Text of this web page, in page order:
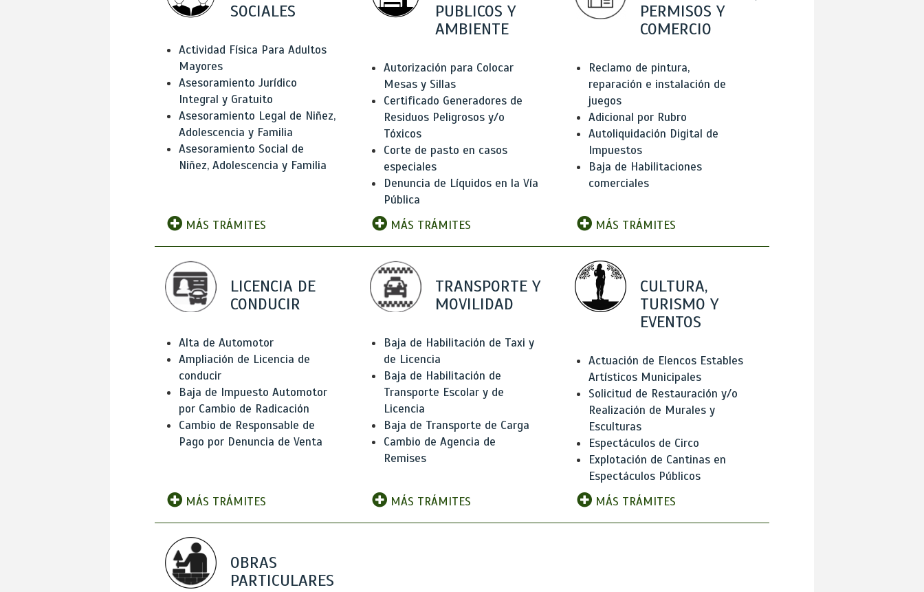
SOCIALES
Actividad Física Para Adultos
Mayores
Asesoramiento Jurídico
Integral y Gratuito
Asesoramiento Legal de Niñez,
Adolescencia y Familia
Asesoramiento Social de
Niñez, Adolescencia y Familia
MÁS TRÁMITES
PUBLICOS Y
AMBIENTE
Autorización para Colocar
Mesas y Sillas
Certificado Generadores de
Residuos Peligrosos y/o
Tóxicos
Corte de pasto en casos
especiales
Denuncia de Líquidos en la Vía
Pública
MÁS TRÁMITES
PERMISOS Y
COMERCIO
Reclamo de pintura,
reparación e instalación de
juegos
Adicional por Rubro
Autoliquidación Digital de
Impuestos
Baja de Habilitaciones
comerciales
MÁS TRÁMITES
LICENCIA DE
CONDUCIR
Alta de Automotor
Ampliación de Licencia de
conducir
Baja de Impuesto Automotor
por Cambio de Radicación
Cambio de Responsable de
Pago por Denuncia de Venta
MÁS TRÁMITES
TRANSPORTE Y
MOVILIDAD
Baja de Habilitación de Taxi y
de Licencia
Baja de Habilitación de
Transporte Escolar y de
Licencia
Baja de Transporte de Carga
Cambio de Agencia de
Remises
MÁS TRÁMITES
CULTURA,
TURISMO Y
EVENTOS
Actuación de Elencos Estables
Artísticos Municipales
Solicitud de Restauración y/o
Realización de Murales y
Esculturas
Espectáculos de Circo
Explotación de Cantinas en
Espectáculos Públicos
MÁS TRÁMITES
OBRAS
PARTICULARES